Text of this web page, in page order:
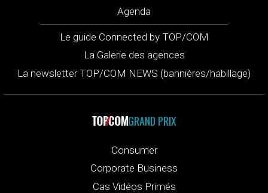
Agenda
Le guide Connected by TOP/COM
La Galerie des agences
La newsletter TOP/COM NEWS (bannières/habillage)
GRAND PRIX
Consumer
Corporate Business
Cas Vidéos Primés